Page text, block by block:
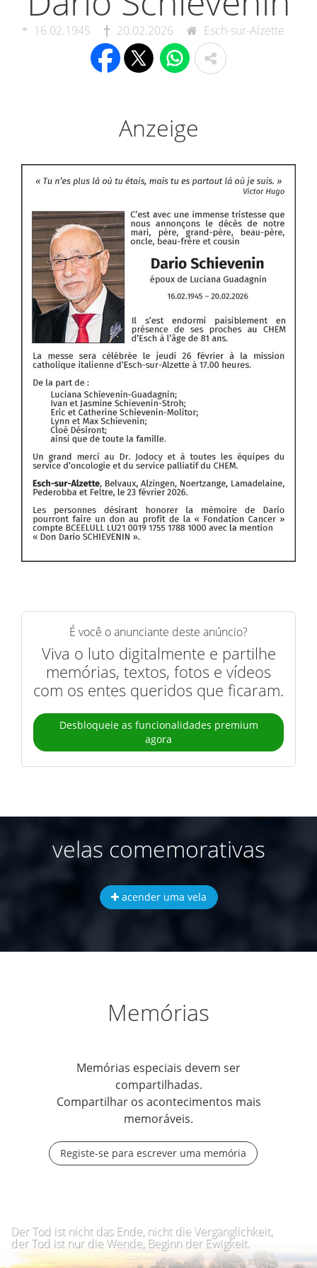
16.02.1945 20.02.2026 Esch-sur-Alzette
Anzeige
É você o anunciante deste anúncio?
Viva o luto digitalmente e partilhe
memórias, textos, fotos e vídeos
com os entes queridos que ficaram.
Desbloqueie as funcionalidades premium
agora
velas comemorativas
acender uma vela
Memórias
Memórias especiais devem ser
compartilhadas.
Compartilhar os acontecimentos mais
memoráveis.
Registe-se para escrever uma memória
Der Tod ist nicht das Ende, nicht die Vergänglichkeit,
der Tod ist nur die Wende, Beginn der Ewigkeit.